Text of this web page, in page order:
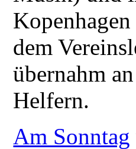
dem
übernahm
Helfern.
Am Sonntag